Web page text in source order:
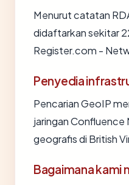
Menurut catatan
didaftarkan sekitar
Register.com -
Penyedia
Pencarian GeoIP
jaringan
geografis di British
Bagaimana kami